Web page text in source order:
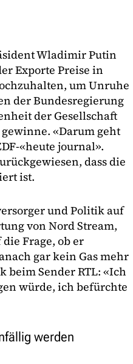
Wladimir Putin
Exporte Preise in
um Unruhe
der Bundesregierung
der Gesellschaft
«Darum geht
«heute journal».
dass die
ist.
und Politik auf
von Nord Stream,
Frage, ob er
gar kein Gas mehr
beim Sender RTL: «Ich
würde, ich befürchte
werden